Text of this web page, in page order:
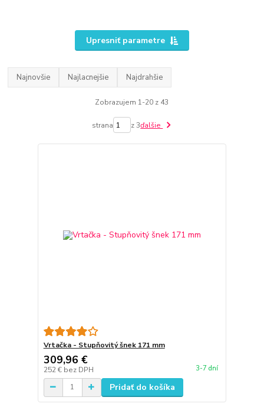
Upresniť parametre
Najnovšie Najlacnejšie Najdrahšie
Zobrazujem 1-20 z 43
strana z 3ďalšie
Vrtačka - Stupňovitý šnek 171 mm
309,96 €
252 € bez DPH 3-7 dní
Pridať do košíka